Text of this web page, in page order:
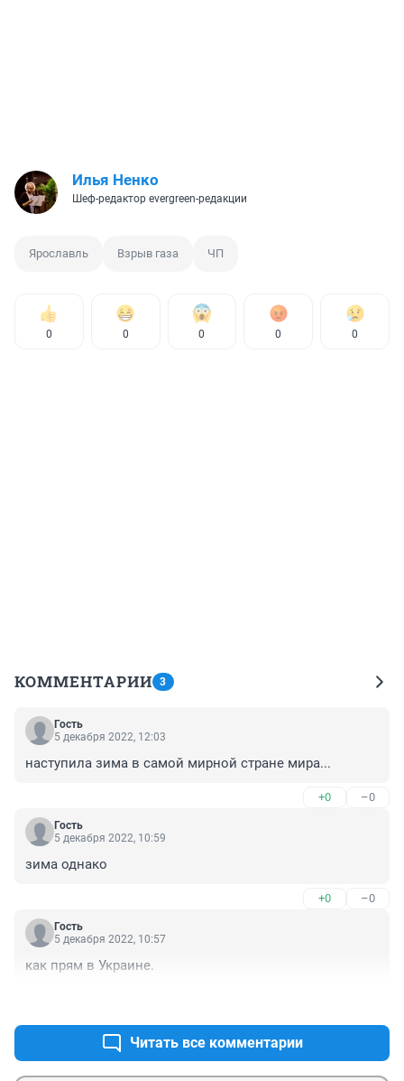
Илья Ненко
Шеф-редактор evergreen-редакции
Ярославль Взрыв газа ЧП
0 0 0 0 0
КОММЕНТАРИИ 3
Гость
5 декабря 2022, 12:03
наступила зима в самой мирной стране мира...
+0 –0
Гость
5 декабря 2022, 10:59
зима однако
+0 –0
Гость
5 декабря 2022, 10:57
как прям в Украине.
Читать все комментарии